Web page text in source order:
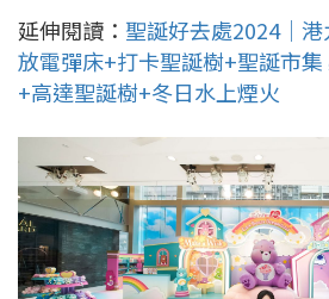
延伸閱讀： 聖誕好去處2024｜
放電彈床+打卡聖誕樹+聖誕市
+高達聖誕樹+冬日水上煙火